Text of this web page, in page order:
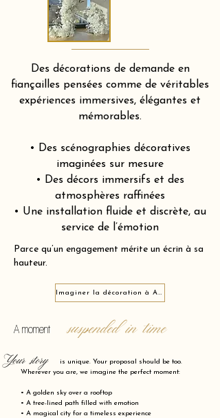
Des décorations de demande en
fiançailles pensées comme de véritables
expériences immersives, élégantes et
mémorables.
• Des scénographies décoratives
imaginées sur mesure
• Des décors immersifs et des
atmosphères raffinées
• Une installation fluide et discrète, au
service de l’émotion
Parce qu’un engagement mérite un écrin à sa
hauteur.
Imaginer la décoration à Aix-en-Othe 10160
A moment suspended in time
is unique. Your proposal should be too.
Wherever you are, we imagine the perfect moment:
• A golden sky over a rooftop
• A tree-lined path filled with emotion
• A magical city for a timeless experience
Your story